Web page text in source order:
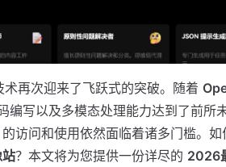
术再次迎来了飞跃式的突破。随着
编写以及多模态处理能力达到了前所
的访问和使用依然面临着诸多门槛。
？本文将为您提供一份详尽的 2026